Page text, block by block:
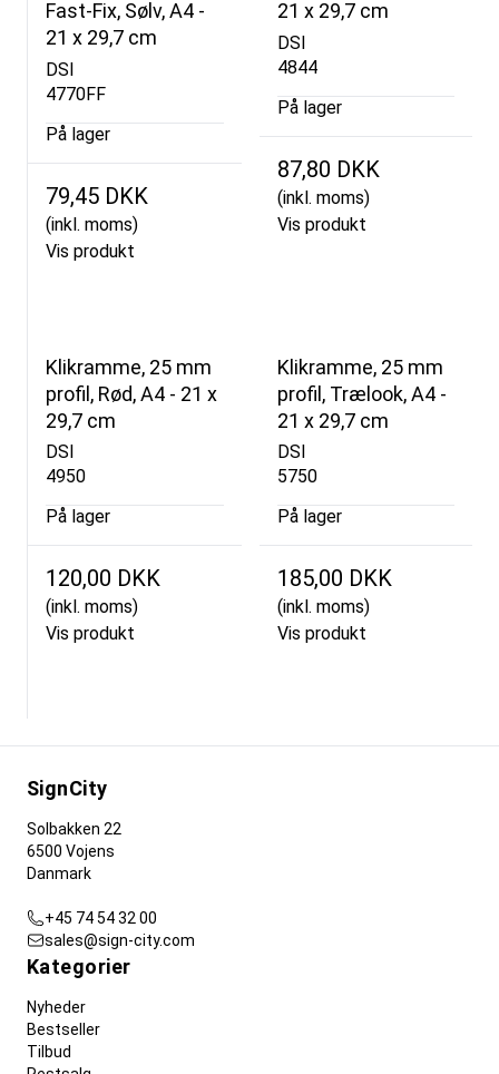
Fast-Fix, Sølv, A4 -
21 x 29,7 cm
DSI
4770FF
På lager
79,45 DKK
(inkl. moms)
Vis produkt
21 x 29,7 cm
DSI
4844
På lager
87,80 DKK
(inkl. moms)
Vis produkt
Klikramme, 25 mm
profil, Rød, A4 - 21 x
29,7 cm
DSI
4950
På lager
120,00 DKK
(inkl. moms)
Vis produkt
Klikramme, 25 mm
profil, Trælook, A4 -
21 x 29,7 cm
DSI
5750
På lager
185,00 DKK
(inkl. moms)
Vis produkt
SignCity
Solbakken 22
6500 Vojens
Danmark
+45 74 54 32 00
sales@sign-city.com
Kategorier
Nyheder
Bestseller
Tilbud